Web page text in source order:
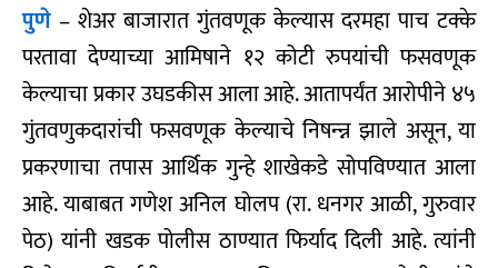
पुणे – शेअर बाजारात गुंतवणूक केल्यास दरमहा पाच टक्के
परतावा देण्याच्या आमिषाने १२ कोटी रुपयांची फसवणूक
केल्याचा प्रकार उघडकीस आला आहे. आतापर्यंत आरोपीने ४५
गुंतवणुकदारांची फसवणूक केल्याचे निषन्न्न झाले असून, या
प्रकरणाचा तपास आर्थिक गुन्हे शाखेकडे सोपविण्यात आला
आहे. याबाबत गणेश अनिल घोलप (रा. धनगर आळी, गुरुवार
पेठ) यांनी खडक पोलीस ठाण्यात फिर्याद दिली आहे. त्यांनी